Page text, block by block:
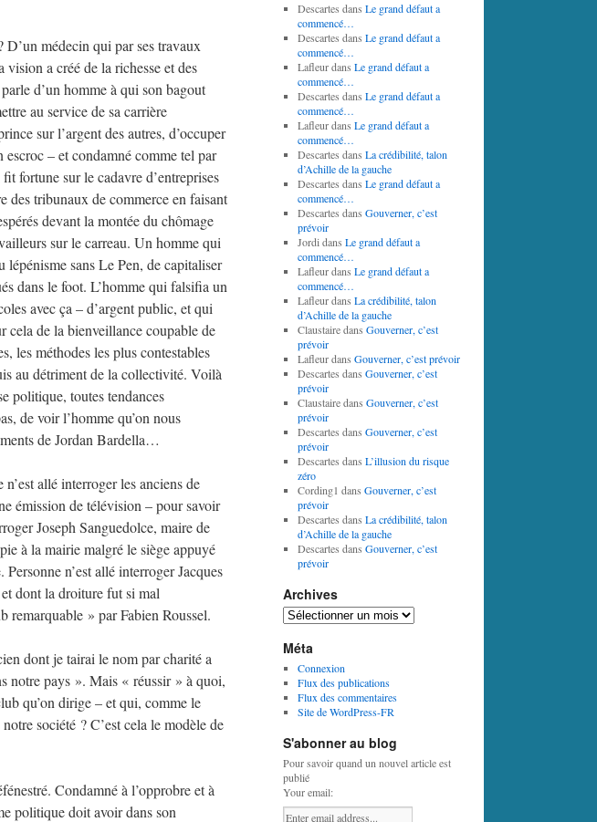
médecin qui par ses travaux
a créé de la richesse et des
d’un homme à qui son bagout
au service de sa carrière
sur l’argent des autres, d’occuper
– et condamné comme tel par
fortune sur le cadavre d’entreprises
tribunaux de commerce en faisant
devant la montée du chômage
sur le carreau. Un homme qui
sans Le Pen, de capitaliser
dans le foot. L’homme qui falsifia un
avec ça – d’argent public, et qui
cela de la bienveillance coupable de
les méthodes les plus contestables
au détriment de la collectivité. Voilà
politique, toutes tendances
de voir l’homme qu’on nous
de Jordan Bardella…
allé interroger les anciens de
émission de télévision – pour savoir
Joseph Sanguedolce, maire de
à la mairie malgré le siège appuyé
n’est allé interroger Jacques
dont la droiture fut si mal
remarquable » par Fabien Roussel.
dont je tairai le nom par charité a
notre pays ». Mais « réussir » à quoi,
qu’on dirige – et qui, comme le
société ? C’est cela le modèle de
Condamné à l’opprobre et à
politique doit avoir dans son
Descartes dans Le grand défaut a
commencé…
Descartes dans Le grand défaut a
commencé…
Lafleurdans Le grand défaut a
commencé…
Descartes dans Le grand défaut a
commencé…
Lafleurdans Le grand défaut a
commencé…
Descartes dans La crédibilité, talon
d’Achille de la gauche
Descartes dans Le grand défaut a
commencé…
Descartes dans Gouverner, c’est
prévoir
Jordi dans Le grand défaut a
commencé…
Lafleurdans Le grand défaut a
commencé…
Lafleurdans La crédibilité, talon
d’Achille de la gauche
Claustairedans Gouverner, c’est
prévoir
Lafleurdans Gouverner, c’est prévoir
Descartes dans Gouverner, c’est
prévoir
Claustairedans Gouverner, c’est
prévoir
Descartes dans Gouverner, c’est
prévoir
Descartes dans L’illusion du risque
zéro
Cording1 dans Gouverner, c’est
prévoir
Descartes dans La crédibilité, talon
d’Achille de la gauche
Descartes dans Gouverner, c’est
prévoir
Archives
Archives
Méta
Connexion
Flux des publications
Flux des commentaires
Site de WordPress-FR
S'abonner au blog
Pour savoir quand un nouvel article est
publié
Your email: